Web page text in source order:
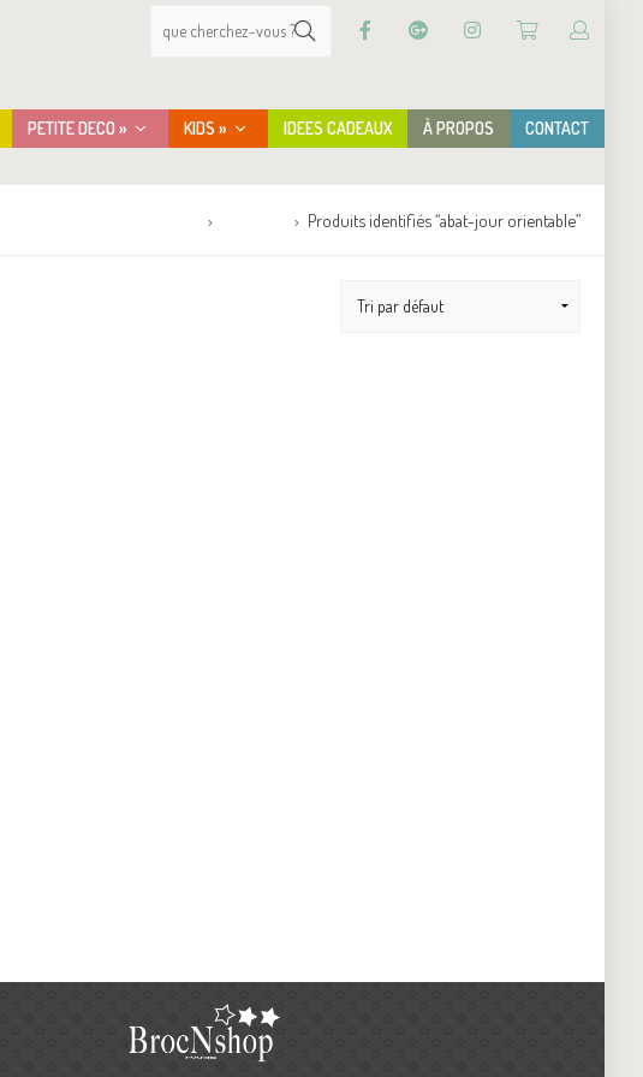
PETITE DECO » KIDS » IDEES CADEAUX À PROPOS CONTACT
Produits identifiés “abat-jour orientable”